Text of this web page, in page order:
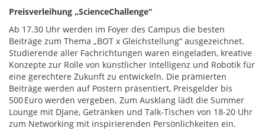
Preisverleihung „ScienceChallenge“
Ab 17.30 Uhr werden im Foyer des Campus die besten
Beiträge zum Thema „BOT x Gleichstellung“ ausgezeichnet.
Studierende aller Fachrichtungen waren eingeladen, kreative
Konzepte zur Rolle von künstlicher Intelligenz und Robotik für
eine gerechtere Zukunft zu entwickeln. Die prämierten
Beiträge werden auf Postern präsentiert, Preisgelder bis
500 Euro werden vergeben. Zum Ausklang lädt die Summer
Lounge mit DJane, Getränken und Talk-Tischen von 18-20 Uhr
zum Networking mit inspirierenden Persönlichkeiten ein.